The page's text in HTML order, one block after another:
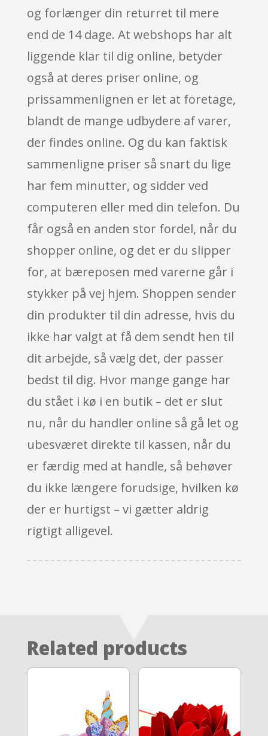
og forlænger din returret til mere
end de 14 dage. At webshops har alt
liggende klar til dig online, betyder
også at deres priser online, og
prissammenlignen er let at foretage,
blandt de mange udbydere af varer,
der findes online. Og du kan faktisk
sammenligne priser så snart du lige
har fem minutter, og sidder ved
computeren eller med din telefon. Du
får også en anden stor fordel, når du
shopper online, og det er du slipper
for, at bæreposen med varerne går i
stykker på vej hjem. Shoppen sender
din produkter til din adresse, hvis du
ikke har valgt at få dem sendt hen til
dit arbejde, så vælg det, der passer
bedst til dig. Hvor mange gange har
du stået i kø i en butik – det er slut
nu, når du handler online så gå let og
ubesværet direkte til kassen, når du
er færdig med at handle, så behøver
du ikke længere forudsige, hvilken kø
der er hurtigst – vi gætter aldrig
rigtigt alligevel.
Related products